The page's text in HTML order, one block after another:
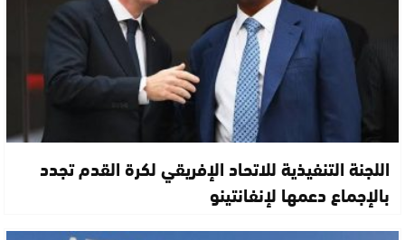
اللجنة التنفيذية للاتحاد الإفريقي لكرة القدم تجدد
بالإجماع دعمها لإنفانتينو